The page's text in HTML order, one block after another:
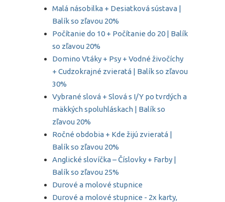
Malá násobilka + Desiatková sústava |
Balík so zľavou 20%
Počítanie do 10 + Počítanie do 20 | Balík
so zľavou 20%
Domino Vtáky + Psy + Vodné živočíchy
+ Cudzokrajné zvieratá | Balík so zľavou
30%
Vybrané slová + Slová s I/Y po tvrdých a
mäkkých spoluhláskach | Balík so
zľavou 20%
Ročné obdobia + Kde žijú zvieratá |
Balík so zľavou 20%
Anglické slovíčka – Číslovky + Farby |
Balík so zľavou 25%
Durové a molové stupnice
Durové a molové stupnice - 2x karty,